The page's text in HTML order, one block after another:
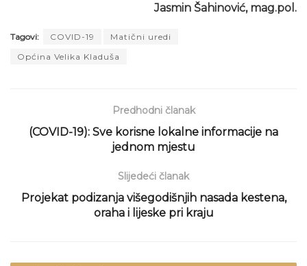
Jasmin Šahinović, mag.pol.
Tagovi: COVID-19
Matični uredi
Općina Velika Kladuša
Predhodni članak
(COVID-19): Sve korisne lokalne informacije na
jednom mjestu
Slijedeći članak
Projekat podizanja višegodišnjih nasada kestena,
oraha i lijeske pri kraju